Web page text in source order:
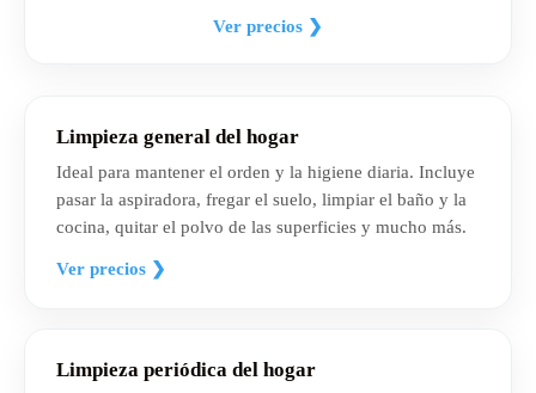
Ver precios ❯
Limpieza general del hogar
Ideal para mantener el orden y la higiene diaria. Incluye
pasar la aspiradora, fregar el suelo, limpiar el baño y la
cocina, quitar el polvo de las superficies y mucho más.
Ver precios ❯
Limpieza periódica del hogar